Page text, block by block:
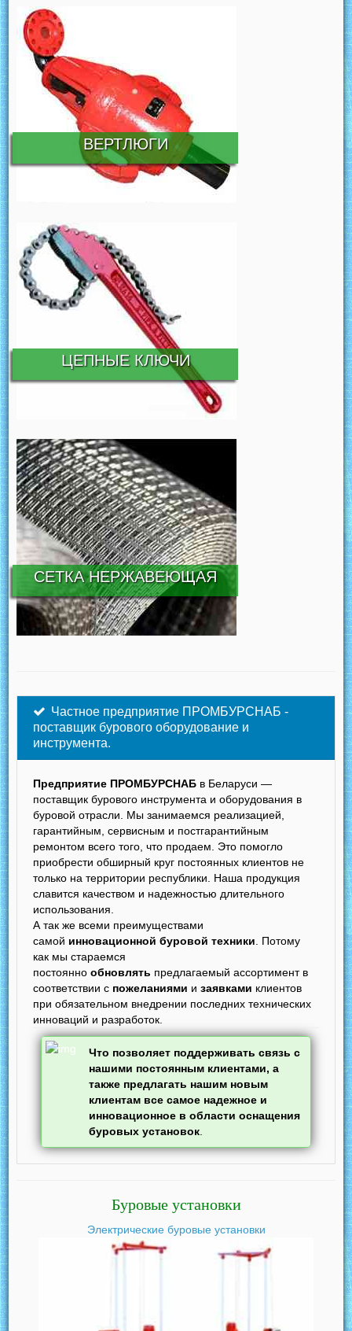
ВЕРТЛЮГИ
ЦЕПНЫЕ КЛЮЧИ
СЕТКА НЕРЖАВЕЮЩАЯ
Частное предприятие ПРОМБУРСНАБ -
поставщик бурового оборудование и
инструмента.
Предприятие ПРОМБУРСНАБ в Беларуси —
поставщик бурового инструмента и оборудования в
буровой отрасли. Мы занимаемся реализацией,
гарантийным, сервисным и постгарантийным
ремонтом всего того, что продаем. Это помогло
приобрести обширный круг постоянных клиентов не
только на территории республики. Наша продукция
славится качеством и надежностью длительного
использования.
А так же всеми преимуществами
самой инновационной буровой техники. Потому
как мы стараемся
постояннообновлять предлагаемый ассортимент в
соответствии с пожеланиями изаявками клиентов
при обязательном внедрении последних технических
инноваций и разработок.
Что позволяет поддерживать связь с
нашими постоянным клиентами, а
также предлагать нашим новым
клиентам все самое надежное и
инновационное в области оснащения
буровых установок.
Буровые установки
Электрические буровые установки